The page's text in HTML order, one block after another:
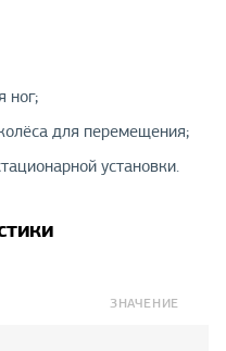
ног;
для перемещения;
установки.
ЗНАЧЕНИЕ